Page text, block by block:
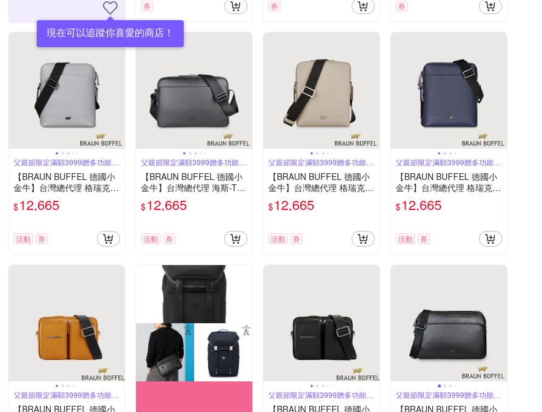
現在可以追蹤你喜愛的商店！
券 券 券
父親節限定滿額3999贈多功能鑰
匙圈
【BRAUN BUFFEL 德國小
金牛】台灣總代理 格瑞克-E
直式斜背包-石灰白/BF573-
17-CGY
$12,665
活動 券
父親節限定滿額3999贈多功能鑰
匙圈
【BRAUN BUFFEL 德國小
金牛】台灣總代理 海斯-TW
1 橫式大斜背包-黑色/BF71
1-62-BK
$12,665
活動 券
父親節限定滿額3999贈多功能鑰
匙圈
【BRAUN BUFFEL 德國小
金牛】台灣總代理 格瑞克-F
直式斜背包-杏色/BF586-17
-HM
$12,665
活動 券
父親節限定滿額3999贈多功能鑰
匙圈
【BRAUN BUFFEL 德國小
金牛】台灣總代理 格瑞克-E
直式斜背包-深藍/BF573-17
-DB
$12,665
活動 券
父親節限定滿額3999贈多功能鑰
匙圈
【BRAUN BUFFEL 德國小
父親節限定滿額3999贈多功能鑰
匙圈
【BRAUN BUFFEL 德國小
父親節限定滿額3999贈多功能鑰
匙圈
【BRAUN BUFFEL 德國小